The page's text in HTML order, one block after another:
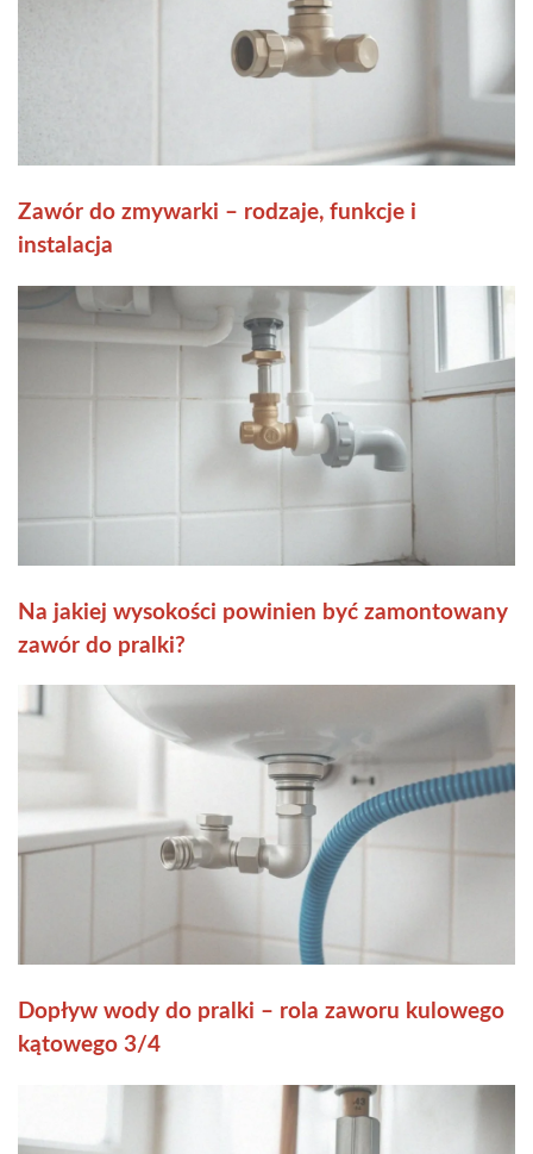
Zawór do zmywarki – rodzaje, funkcje i
instalacja
Na jakiej wysokości powinien być zamontowany
zawór do pralki?
Dopływ wody do pralki – rola zaworu kulowego
kątowego 3/4